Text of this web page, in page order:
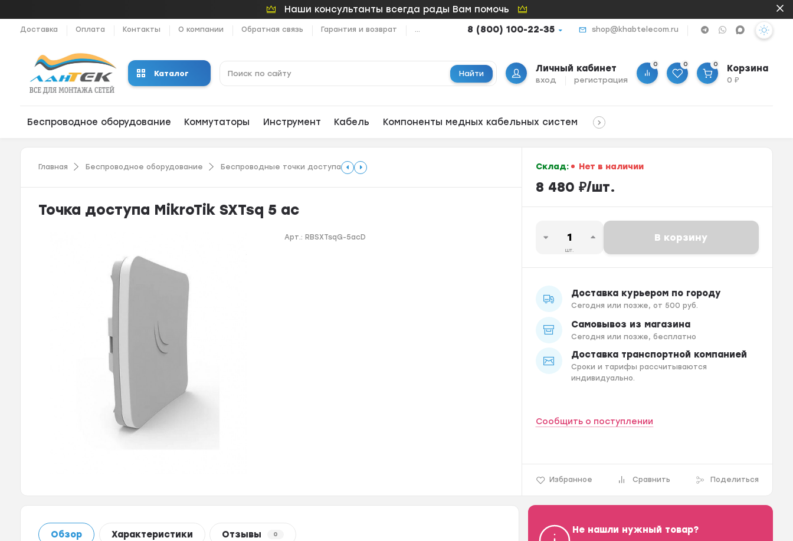
Наши консультанты всегда рады Вам помочь
Доставка Оплата Контакты О компании Обратная связь Гарантия и возврат ... 8 (800) 100-22-35 shop@khabtelecom.ru
Каталог Найти Личный кабинет
вход регистрация
0 0 0 Корзина
0₽
Беспроводное оборудование Коммутаторы Инструмент Кабель Компоненты медных кабельных систем
Главная Беспроводное оборудование Беспроводные точки доступа
Точка доступа MikroTik SXTsq 5 ac
Арт.: RBSXTsqG-5acD
Склад: Нет в наличии
8 480 ₽/шт.
шт.
В корзину
Доставка курьером по городу
Сегодня или позже, от 500 руб.
Самовывоз из магазина
Сегодня или позже, бесплатно
Доставка транспортной компанией
Сроки и тарифы рассчитываются
индивидуально.
Избранное Сравнить Поделиться
Сообщить о поступлении
Обзор Характеристики Отзывы 0 Не нашли нужный товар?